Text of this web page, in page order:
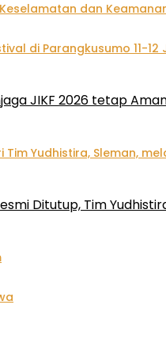
JIKF 2026 tetap
Ditutup, Tim